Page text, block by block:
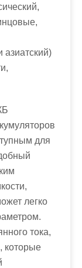
азиатский)
для
легко
тока,
которые